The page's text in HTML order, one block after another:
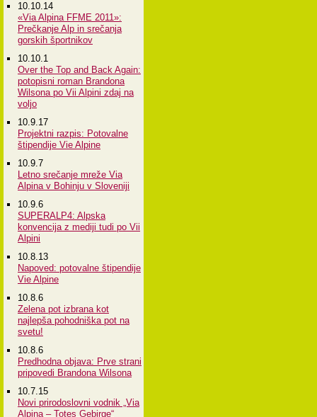
10.10.14
«Via Alpina FFME 2011»:
Prečkanje Alp in srečanja
gorskih športnikov
10.10.1
Over the Top and Back Again:
potopisni roman Brandona
Wilsona po Vii Alpini zdaj na
voljo
10.9.17
Projektni razpis: Potovalne
štipendije Vie Alpine
10.9.7
Letno srečanje mreže Via
Alpina v Bohinju v Sloveniji
10.9.6
SUPERALP4: Alpska
konvencija z mediji tudi po Vii
Alpini
10.8.13
Napoved: potovalne štipendije
Vie Alpine
10.8.6
Zelena pot izbrana kot
najlepša pohodniška pot na
svetu!
10.8.6
Predhodna objava: Prve strani
pripovedi Brandona Wilsona
10.7.15
Novi prirodoslovni vodnik „Via
Alpina – Totes Gebirge“